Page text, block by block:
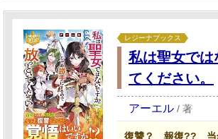
レジーナブックス
私は聖女で
てください。
アーエル / 著
復讐？ 報復?? 当